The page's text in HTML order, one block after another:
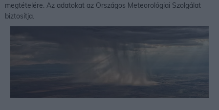
megtételére. Az adatokat az Országos Meteorológiai Szolgálat
biztosítja.